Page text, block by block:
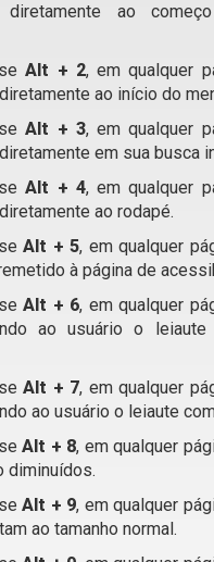
diretamente ao
seAlt + 2, em qualquer
ao início do
seAlt + 3, em qualquer
em sua busca
seAlt + 4, em qualquer
ao rodapé.
seAlt + 5, em qualquer
à página de
seAlt + 6, em qualquer
ao usuário o
seAlt + 7, em qualquer
ao usuário o leiaute
Alt + 8, em qualquer
diminuídos.
Alt + 9, em qualquer
ao tamanho normal.